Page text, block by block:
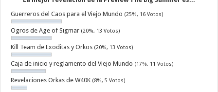
Guerreros del Caos para el Viejo Mundo (25%, 16 Votos)
Ogros de Age of Sigmar (20%, 13 Votos)
Kill Team de Exoditas y Orkos (20%, 13 Votos)
Caja de inicio y reglamento del Viejo Mundo (17%, 11 Votos)
Revelaciones Orkas de W40K (8%, 5 Votos)